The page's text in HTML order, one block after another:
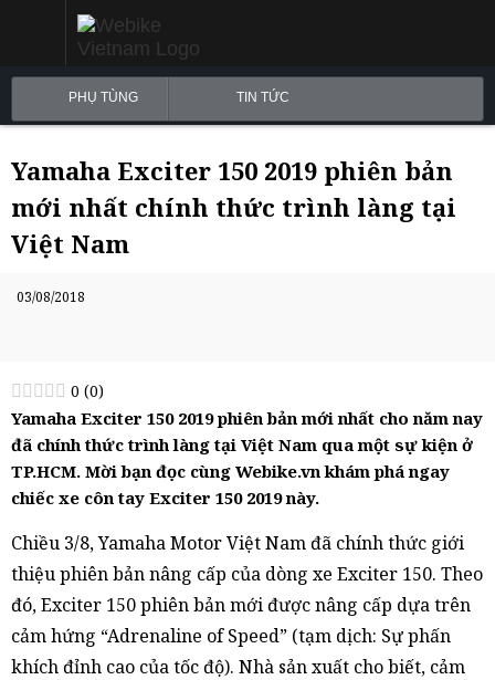
PHỤ TÙNG TIN TỨC
Yamaha Exciter 150 2019 phiên bản
mới nhất chính thức trình làng tại
Việt Nam
03/08/2018
0 (0)
Yamaha Exciter 150 2019 phiên bản mới nhất cho năm nay
đã chính thức trình làng tại Việt Nam qua một sự kiện ở
TP.HCM. Mời bạn đọc cùng Webike.vn khám phá ngay
chiếc xe côn tay Exciter 150 2019 này.
Chiều 3/8, Yamaha Motor Việt Nam đã chính thức giới
thiệu phiên bản nâng cấp của dòng xe Exciter 150. Theo
đó, Exciter 150 phiên bản mới được nâng cấp dựa trên
cảm hứng “Adrenaline of Speed” (tạm dịch: Sự phấn
khích đỉnh cao của tốc độ). Nhà sản xuất cho biết, cảm